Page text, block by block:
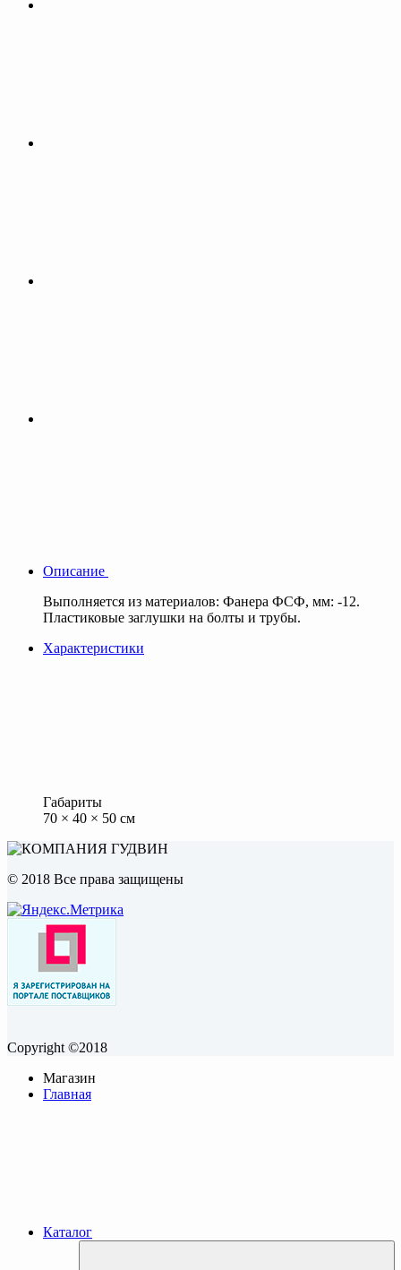
Описание
Выполняется из материалов: Фанера ФСФ, мм: -12.
Пластиковые заглушки на болты и трубы.
Характеристики
Габариты
70 × 40 × 50 см
© 2018 Все права защищены
Copyright ©2018
Магазин
Главная
Каталог